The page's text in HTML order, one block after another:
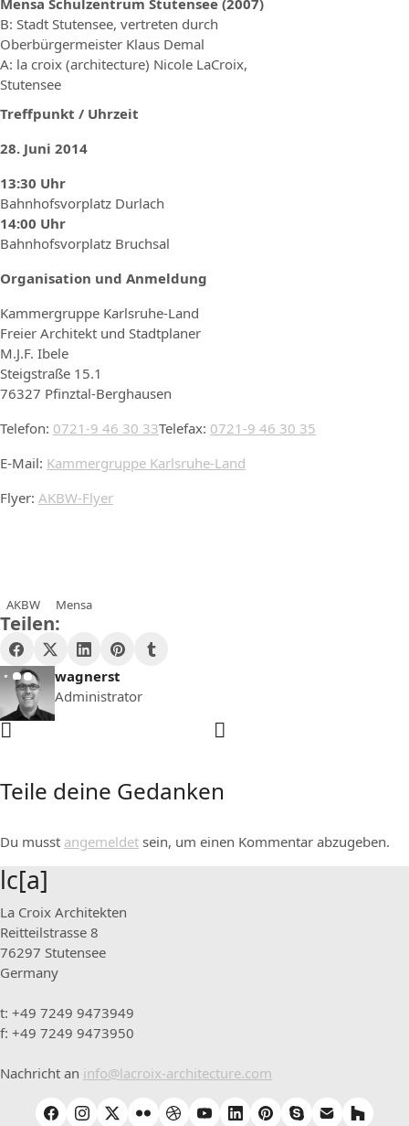
Mensa Schulzentrum Stutensee (2007)
B: Stadt Stutensee, vertreten durch
Oberbürgermeister Klaus Demal
A: la croix (architecture) Nicole LaCroix,
Stutensee
Treffpunkt / Uhrzeit
28. Juni 2014
13:30 Uhr
Bahnhofsvorplatz Durlach
14:00 Uhr
Bahnhofsvorplatz Bruchsal
Organisation und Anmeldung
Kammergruppe Karlsruhe-Land
Freier Architekt und Stadtplaner
M.J.F. Ibele
Steigstraße 15.1
76327 Pfinztal-Berghausen
Telefon: 0721-9 46 30 33Telefax: 0721-9 46 30 35
E-Mail: Kammergruppe Karlsruhe-Land
Flyer: AKBW-Flyer
AKBW Mensa
Teilen:
wagnerst
Administrator
Teile deine Gedanken
Du musst angemeldet sein, um einen Kommentar abzugeben.
lc[a]
La Croix Architekten
Reitteilstrasse 8
76297 Stutensee
Germany
t: +49 7249 9473949
f: +49 7249 9473950
Nachricht an info@lacroix-architecture.com